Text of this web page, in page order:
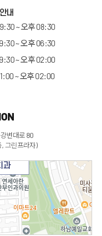
내
~ 오후 08:30
~ 오후 06:30
~ 오후 02:00
~ 오후 02:00
변대로 80
그린프라자)
과